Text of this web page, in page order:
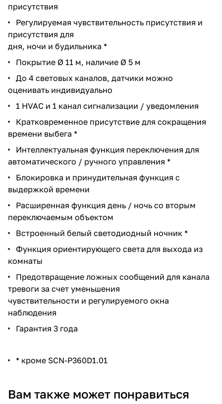
присутствия
Регулируемая чувствительность присутствия и
присутствия для
дня, ночи и будильника *
Покрытие Ø 11 м, наличие Ø 5 м
До 4 световых каналов, датчики можно
оценивать индивидуально
1 HVAC и 1 канал сигнализации / уведомления
Кратковременное присутствие для сокращения
времени выбега *
Интеллектуальная функция переключения для
автоматического / ручного управления *
Блокировка и принудительная функция с
выдержкой времени
Расширенная функция день / ночь со вторым
переключаемым объектом
Встроенный белый светодиодный ночник *
Функция ориентирующего света для выхода из
комнаты
Предотвращение ложных сообщений для канала
тревоги за счет уменьшения
чувствительности и регулируемого окна
наблюдения
Гарантия 3 года
* кроме SCN-P360D1.01
Вам также может понравиться